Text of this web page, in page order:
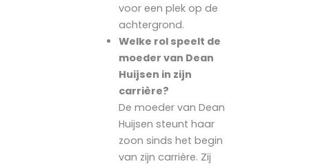
voor een plek op de
achtergrond.
Welke rol speelt de
moeder van Dean
Huijsen in zijn
carrière?
De moeder van Dean
Huijsen steunt haar
zoon sinds het begin
van zijn carrière. Zij